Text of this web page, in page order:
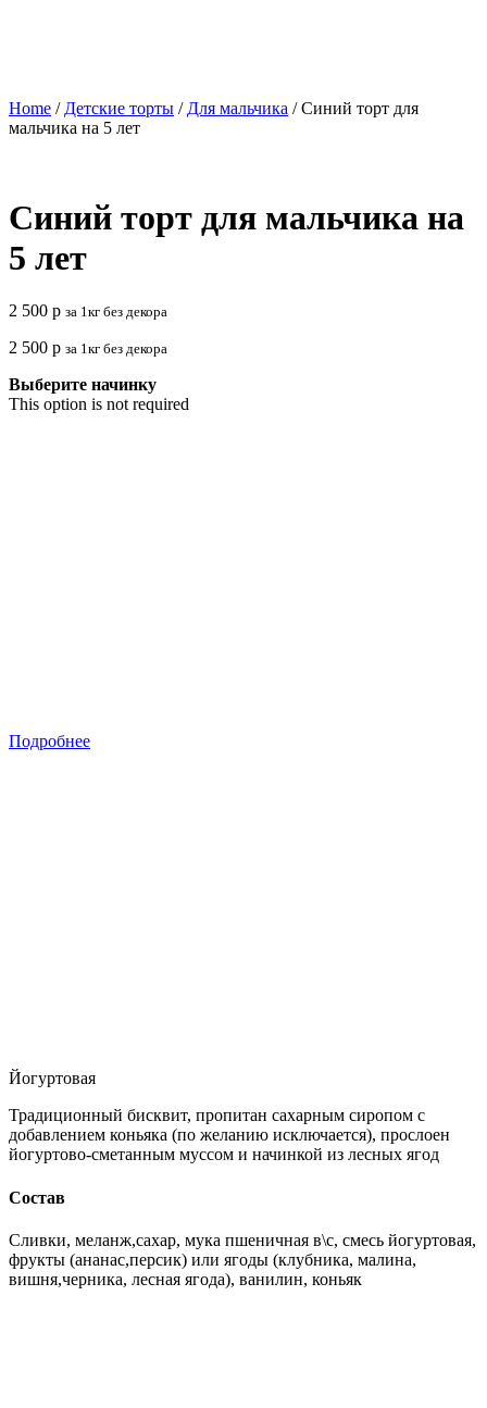
Home / Детские торты / Для мальчика / Синий торт для
мальчика на 5 лет
Синий торт для мальчика на
5 лет
2 500 р за 1кг без декора
2 500 р за 1кг без декора
Выберите начинку
This option is not required
Подробнее
Йогуртовая
Традиционный бисквит, пропитан сахарным сиропом с
добавлением коньяка (по желанию исключается), прослоен
йогуртово-сметанным муссом и начинкой из лесных ягод
Состав
Сливки, меланж,сахар, мука пшеничная в\с, смесь йогуртовая,
фрукты (ананас,персик) или ягоды (клубника, малина,
вишня,черника, лесная ягода), ванилин, коньяк